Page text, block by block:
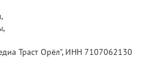
Траст Орёл", ИНН 7107062130